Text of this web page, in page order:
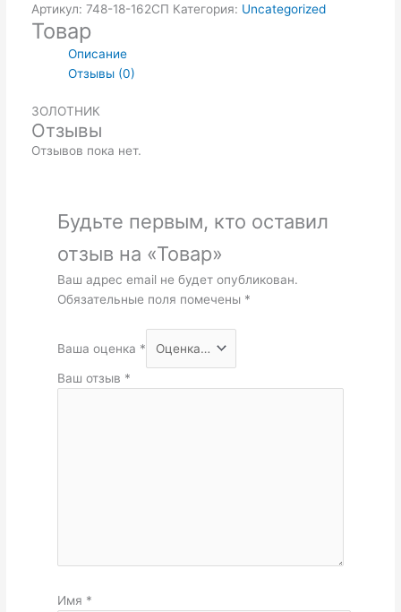
Артикул: 748-18-162СП Категория: Uncategorized
Товар
Описание
Отзывы (0)
ЗОЛОТНИК
Отзывы
Отзывов пока нет.
Будьте первым, кто оставил
отзыв на «Товар»
Ваш адрес email не будет опубликован.
Обязательные поля помечены *
Ваша оценка *
Ваш отзыв *
Имя *